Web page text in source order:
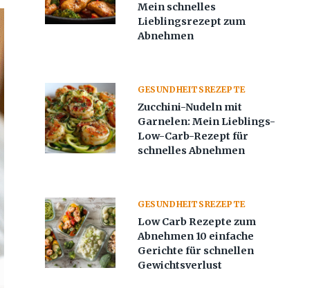
Mein schnelles
Lieblingsrezept zum
Abnehmen
GESUNDHEITSREZEPTE
Zucchini-Nudeln mit
Garnelen: Mein Lieblings-
Low-Carb-Rezept für
schnelles Abnehmen
GESUNDHEITSREZEPTE
Low Carb Rezepte zum
Abnehmen 10 einfache
Gerichte für schnellen
Gewichtsverlust